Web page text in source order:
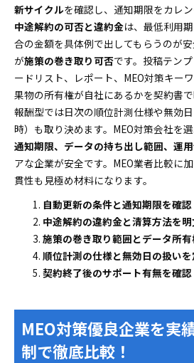
新サイクルを確認し、通知期限をカレ
中途解約の可否と違約金は、最低利用
合の金額を具体例で出してもらうのが
が施策の巻き取り可否です。投稿テン
ードリスト、レポート、MEO対策キー
果物の所有権が自社にあるかを契約書
報酬型では日次の順位計測仕様や無効
時）も取り決めます。MEO対策会社を選
通知期限、データの持ち出し範囲、運
アな企業が安全です。MEO業者比較に
貫性も見極め材料になります。
自動更新の条件と通知期限を確認
中途解約の違約金と清算方法を明
施策の巻き取り範囲とデータ所
順位計測の仕様と無効日の扱い
契約終了後のサポート有無を確認
MEO対策優良企業を実
制で徹底比較！